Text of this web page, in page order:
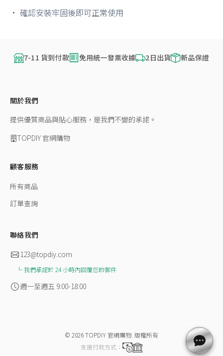
• 確認安裝牢固後即可正常使用
7-11 貨到付款 免用統一發票收據 2日出貨 新品保證
關於我們
提供優質商品與貼心服務，是我們不變的承諾。
TOPDIY 官網購物
顧客服務
所有商品
訂單查詢
聯絡我們
123@topdiy.com
我們承諾於 24 小時內回覆您的郵件
週一至週五 9:00-18:00
© 2026TOPDIY 官網購物 版權所有
支援付款方式：